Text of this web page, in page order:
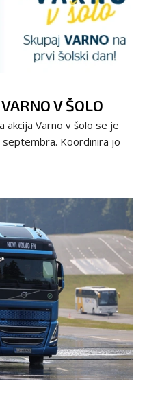
V ŠOLO
akcija Varno v šolo se je
Koordinira jo